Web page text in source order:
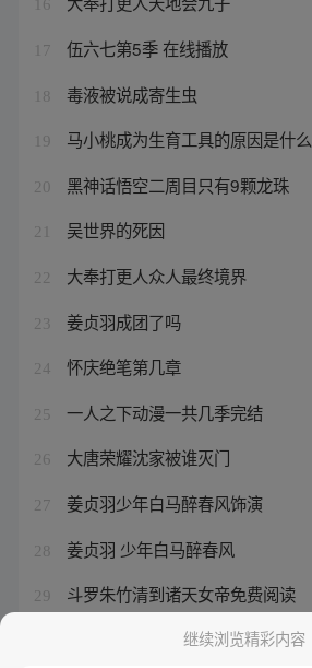
16
17 伍六七第5季 在线播放
18 毒液被说成寄生虫
19 马小桃成为生育工具的原因是什么
20 黑神话悟空二周目只有9颗龙珠
21 吴世界的死因
22 大奉打更人众人最终境界
23 姜贞羽成团了吗
24 怀庆绝笔第几章
25 一人之下动漫一共几季完结
26 大唐荣耀沈家被谁灭门
27 姜贞羽少年白马醉春风饰演
28 姜贞羽 少年白马醉春风
29 斗罗朱竹清到诸天女帝免费阅读
继续浏览精彩内容